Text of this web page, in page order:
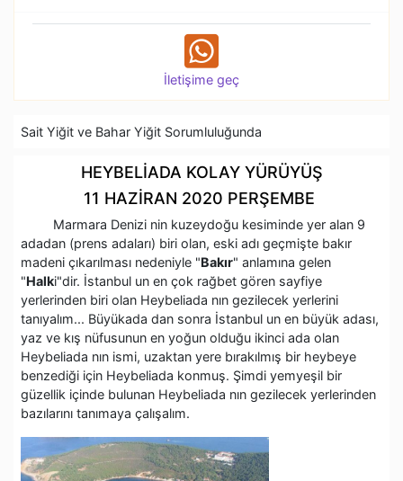
İletişime geç
Sait Yiğit ve Bahar Yiğit Sorumluluğunda
HEYBELİADA KOLAY YÜRÜYÜŞ
11 HAZİRAN 2020 PERŞEMBE
Marmara Denizi nin kuzeydoğu kesiminde yer alan 9
adadan (prens adaları) biri olan, eski adı geçmişte bakır
madeni çıkarılması nedeniyle "Bakır" anlamına gelen
"Halki"dir. İstanbul un en çok rağbet gören sayfiye
yerlerinden biri olan Heybeliada nın gezilecek yerlerini
tanıyalım... Büyükada dan sonra İstanbul un en büyük adası,
yaz ve kış nüfusunun en yoğun olduğu ikinci ada olan
Heybeliada nın ismi, uzaktan yere bırakılmış bir heybeye
benzediği için Heybeliada konmuş. Şimdi yemyeşil bir
güzellik içinde bulunan Heybeliada nın gezilecek yerlerinden
bazılarını tanımaya çalışalım.